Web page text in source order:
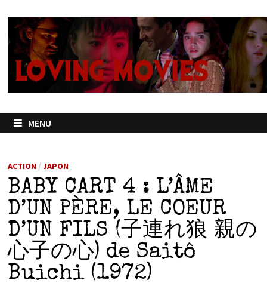
contenu
MENU
ACTION/ JAPON
BABY CART 4 : L’ÂME
D’UN PÈRE, LE COEUR
D’UN FILS (子連れ狼 親の
心子の心) de Saitô
Buichi (1972)